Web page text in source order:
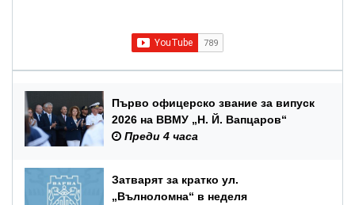
Първо офицерско звание за випуск
2026 на ВВМУ „Н. Й. Вапцаров“
Преди 4 часа
Затварят за кратко ул.
„Вълноломна“ в неделя